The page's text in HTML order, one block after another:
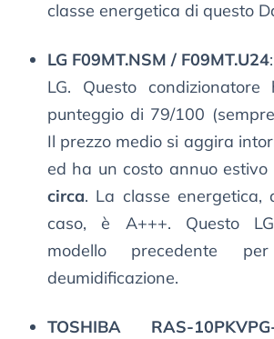
classe energetica di questo
LG F09MT.NSM / F09MT.U24
LG. Questo
punteggio di 79/100
Il prezzo medio si aggira
ed ha un costo annuo estivo
circa. La classe energetica,
caso, è A+++. Questo
modello precedente
deumidificazione.
TOSHIBA RAS-